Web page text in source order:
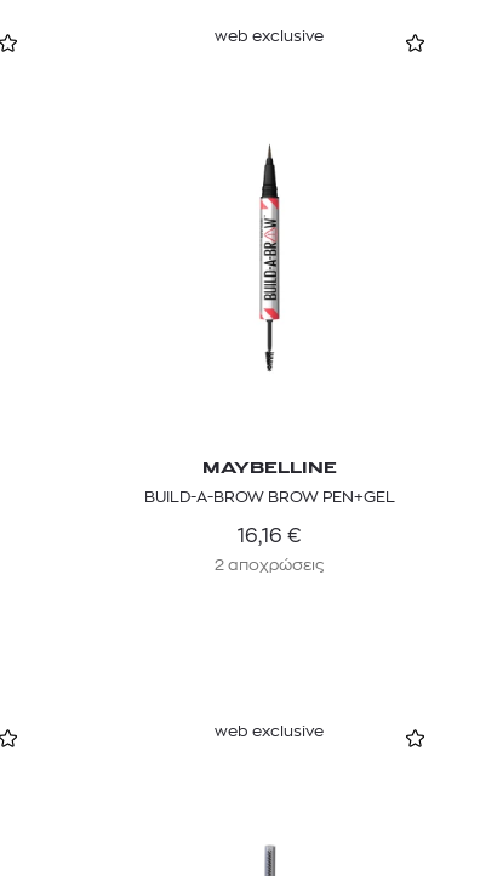
web exclusive
MAYBELLINE
BUILD-A-BROW BROW PEN+GEL
16,16 €
2 αποχρώσεις
web exclusive